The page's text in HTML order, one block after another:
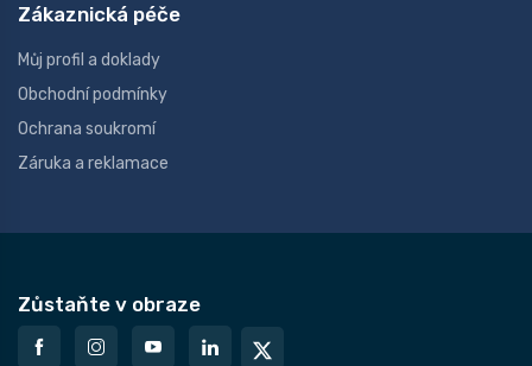
Zákaznická péče
Můj profil a doklady
Obchodní podmínky
Ochrana soukromí
Záruka a reklamace
Zůstaňte v obraze